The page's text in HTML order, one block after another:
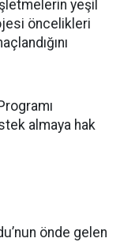
yeşil
öncelikleri
almaya hak
önde gelen